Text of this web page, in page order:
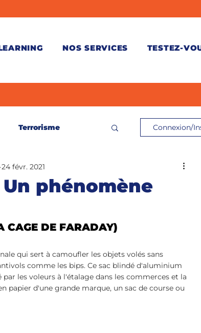
NOS SERVICES TESTEZ-
Terrorisme
de connaissances
Connexion/
Un phénomène
24 févr. 2021
CAGE DE FARADAY)
qui sert à camoufler les objets volés sans
comme les bips. Ce sac blindé d'aluminium
les voleurs à l'étalage dans les commerces et la
papier d'une grande marque, un sac de course ou